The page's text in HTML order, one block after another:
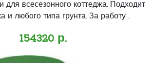
для всесезонного коттеджа. Подходит
и любого типа грунта. За работу ..
154320 р.